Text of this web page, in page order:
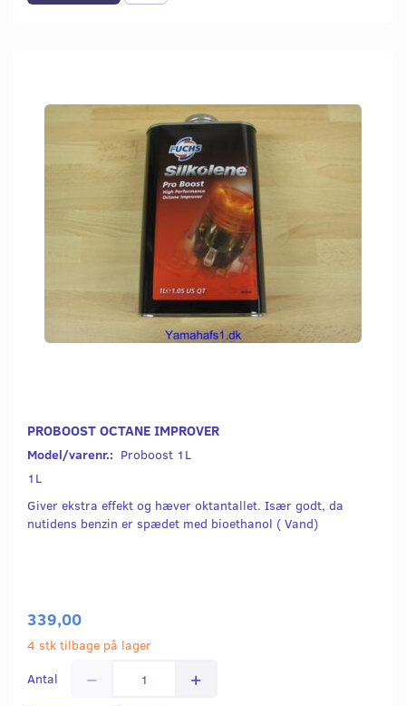
PROBOOST OCTANE IMPROVER
Model/varenr.: Proboost 1L
1L
Giver ekstra effekt og hæver oktantallet. Især godt, da
nutidens benzin er spædet med bioethanol ( Vand)
339,00
4 stk tilbage på lager
Antal